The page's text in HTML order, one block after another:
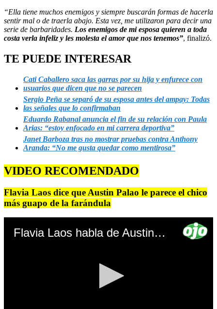
“Ella tiene muchos enemigos y siempre buscarán formas de hacerla
sentir mal o de traerla abajo. Esta vez, me utilizaron para decir una
serie de barbaridades. Los enemigos de mi esposa quieren a toda
costa verla infeliz y les molesta el amor que nos tenemos”, finalizó.
TE PUEDE INTERESAR
Cati Caballero saca las garras por su hija y enfurece con
usuarios que dicen que no se parecen
Sergio Peña se separó de su esposa antes del ampay: Todas
las señales que lo confirmaban
Eduardo Rabanal anuncia el fin de su relación con Paula
Arias: “estoy enfocado en mi carrera deportiva”
Janet Barboza tras no mostrar pruebas contra Anthony
Aranda: “No me gusta quedar como mentirosa”
VIDEO RECOMENDADO
Flavia Laos dice que Austin Palao le parece el chico
más guapo de la farándula
Flavia Laos habla de Austin Palao